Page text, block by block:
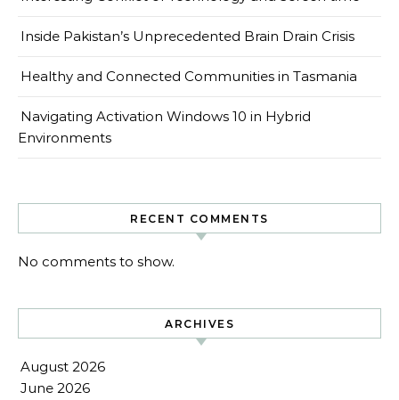
Inside Pakistan’s Unprecedented Brain Drain Crisis
Healthy and Connected Communities in Tasmania
Navigating Activation Windows 10 in Hybrid
Environments
RECENT COMMENTS
No comments to show.
ARCHIVES
August 2026
June 2026